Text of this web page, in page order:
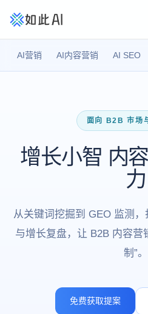
AI营销 AI内容营销 AI SEO
面向 B2B 市场
增长小智 内
力
从关键词挖掘到 GEO 监测
与增长复盘，让 B2B 内容营
制”。
免费获取提案